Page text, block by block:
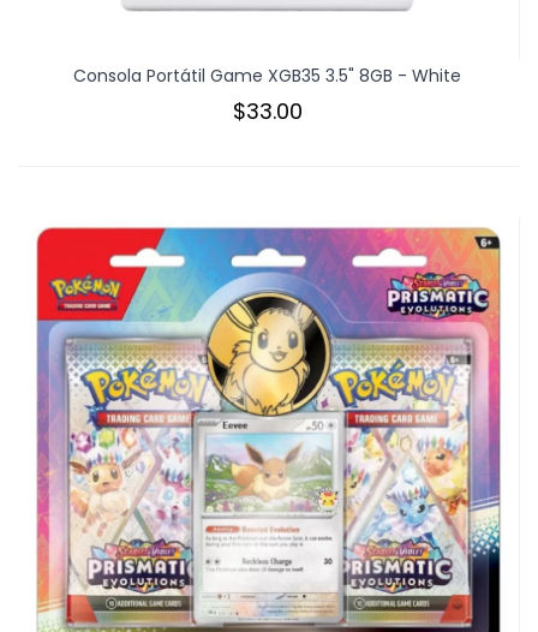
Consola Portátil Game XGB35 3.5" 8GB - White
$33.00